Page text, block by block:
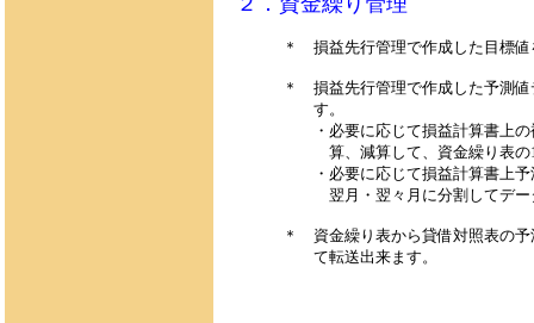
＊ 損益先行管理で作成した目標
＊ 損益先行管理で作成した予測
す。
・必要に応じて損益計算書上の複
算、減算して、資金繰り表の1科
・必要に応じて損益計算書上予測
翌月・翌々月に分割してデータ
＊ 資金繰り表から貸借対照表の予測
て転送出来ます。